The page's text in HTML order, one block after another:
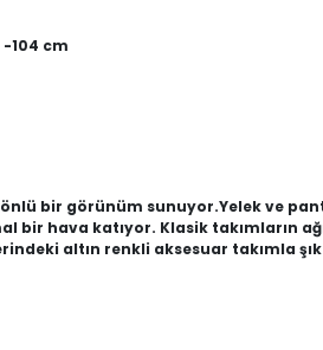
104 cm
bir görünüm sunuyor.Yelek ve
hava katıyor. Klasik takımların
altın renkli aksesuar takımla